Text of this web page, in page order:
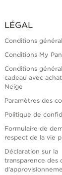
LÉGAL
Conditions
Conditions My
Conditions
cadeau avec
Neige
Paramètres des
Politique de
Formulaire de
respect de la vie
Déclaration sur la
transparence des